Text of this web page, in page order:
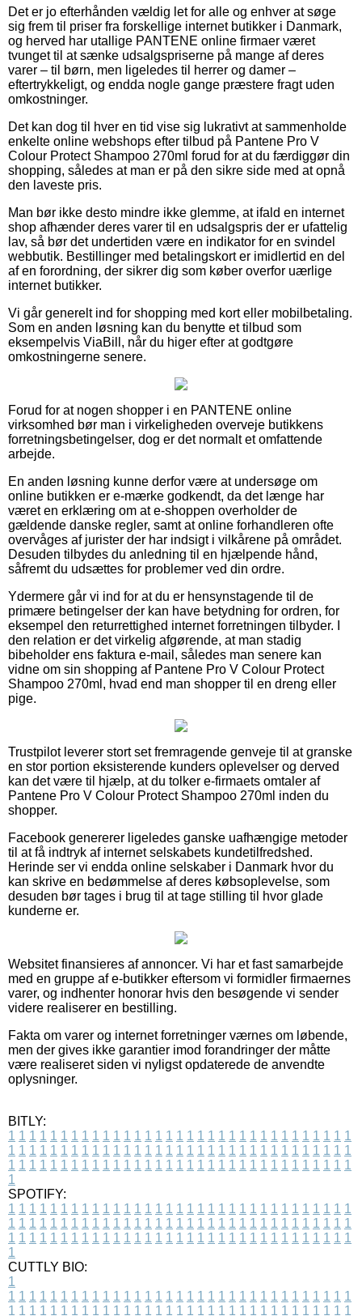
Det er jo efterhånden vældig let for alle og enhver at søge
sig frem til priser fra forskellige internet butikker i Danmark,
og herved har utallige PANTENE online firmaer været
tvunget til at sænke udsalgspriserne på mange af deres
varer – til børn, men ligeledes til herrer og damer –
eftertrykkeligt, og endda nogle gange præstere fragt uden
omkostninger.
Det kan dog til hver en tid vise sig lukrativt at sammenholde
enkelte online webshops efter tilbud på Pantene Pro V
Colour Protect Shampoo 270ml forud for at du færdiggør din
shopping, således at man er på den sikre side med at opnå
den laveste pris.
Man bør ikke desto mindre ikke glemme, at ifald en internet
shop afhænder deres varer til en udsalgspris der er ufattelig
lav, så bør det undertiden være en indikator for en svindel
webbutik. Bestillinger med betalingskort er imidlertid en del
af en forordning, der sikrer dig som køber overfor uærlige
internet butikker.
Vi går generelt ind for shopping med kort eller mobilbetaling.
Som en anden løsning kan du benytte et tilbud som
eksempelvis ViaBill, når du higer efter at godtgøre
omkostningerne senere.
Forud for at nogen shopper i en PANTENE online
virksomhed bør man i virkeligheden overveje butikkens
forretningsbetingelser, dog er det normalt et omfattende
arbejde.
En anden løsning kunne derfor være at undersøge om
online butikken er e-mærke godkendt, da det længe har
været en erklæring om at e-shoppen overholder de
gældende danske regler, samt at online forhandleren ofte
overvåges af jurister der har indsigt i vilkårene på området.
Desuden tilbydes du anledning til en hjælpende hånd,
såfremt du udsættes for problemer ved din ordre.
Ydermere går vi ind for at du er hensynstagende til de
primære betingelser der kan have betydning for ordren, for
eksempel den returrettighed internet forretningen tilbyder. I
den relation er det virkelig afgørende, at man stadig
bibeholder ens faktura e-mail, således man senere kan
vidne om sin shopping af Pantene Pro V Colour Protect
Shampoo 270ml, hvad end man shopper til en dreng eller
pige.
Trustpilot leverer stort set fremragende genveje til at granske
en stor portion eksisterende kunders oplevelser og derved
kan det være til hjælp, at du tolker e-firmaets omtaler af
Pantene Pro V Colour Protect Shampoo 270ml inden du
shopper.
Facebook genererer ligeledes ganske uafhængige metoder
til at få indtryk af internet selskabets kundetilfredshed.
Herinde ser vi endda online selskaber i Danmark hvor du
kan skrive en bedømmelse af deres købsoplevelse, som
desuden bør tages i brug til at tage stilling til hvor glade
kunderne er.
Websitet finansieres af annoncer. Vi har et fast samarbejde
med en gruppe af e-butikker eftersom vi formidler firmaernes
varer, og indhenter honorar hvis den besøgende vi sender
videre realiserer en bestilling.
Fakta om varer og internet forretninger værnes om løbende,
men der gives ikke garantier imod forandringer der måtte
være realiseret siden vi nyligst opdaterede de anvendte
oplysninger.
BITLY:
1 1 1 1 1 1 1 1 1 1 1 1 1 1 1 1 1 1 1 1 1 1 1 1 1 1 1 1 1 1 1 1 1
1 1 1 1 1 1 1 1 1 1 1 1 1 1 1 1 1 1 1 1 1 1 1 1 1 1 1 1 1 1 1 1 1
1 1 1 1 1 1 1 1 1 1 1 1 1 1 1 1 1 1 1 1 1 1 1 1 1 1 1 1 1 1 1 1 1
1
SPOTIFY:
1 1 1 1 1 1 1 1 1 1 1 1 1 1 1 1 1 1 1 1 1 1 1 1 1 1 1 1 1 1 1 1 1
1 1 1 1 1 1 1 1 1 1 1 1 1 1 1 1 1 1 1 1 1 1 1 1 1 1 1 1 1 1 1 1 1
1 1 1 1 1 1 1 1 1 1 1 1 1 1 1 1 1 1 1 1 1 1 1 1 1 1 1 1 1 1 1 1 1
1
CUTTLY BIO:
1
1 1 1 1 1 1 1 1 1 1 1 1 1 1 1 1 1 1 1 1 1 1 1 1 1 1 1 1 1 1 1 1 1
1 1 1 1 1 1 1 1 1 1 1 1 1 1 1 1 1 1 1 1 1 1 1 1 1 1 1 1 1 1 1 1 1